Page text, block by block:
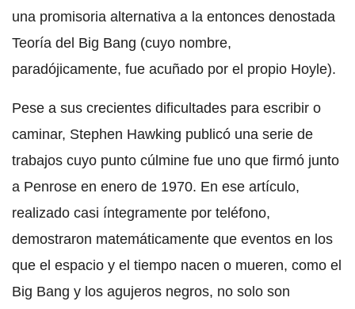
una promisoria alternativa a la entonces denostada
Teoría del Big Bang (cuyo nombre,
paradójicamente, fue acuñado por el propio Hoyle).
Pese a sus crecientes dificultades para escribir o
caminar, Stephen Hawking publicó una serie de
trabajos cuyo punto cúlmine fue uno que firmó junto
a Penrose en enero de 1970. En ese artículo,
realizado casi íntegramente por teléfono,
demostraron matemáticamente que eventos en los
que el espacio y el tiempo nacen o mueren, como el
Big Bang y los agujeros negros, no solo son